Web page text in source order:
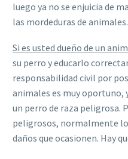
luego ya no se enjuicia de
las mordeduras de animales.
Si es usted dueño de un
su perro y educarlo
responsabilidad civil por
animales es muy
un perro de raza peligrosa.
peligrosos, normalmente
daños que ocasionen. Hay